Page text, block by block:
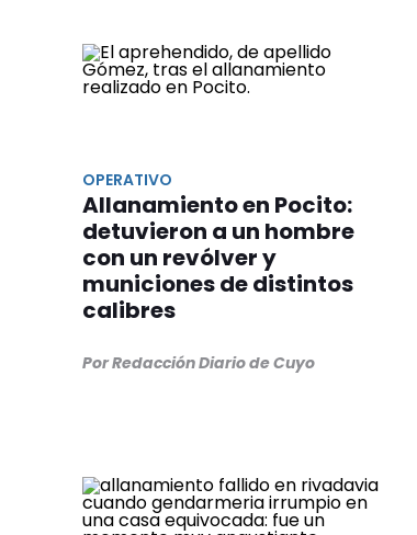
OPERATIVO
Allanamiento en Pocito:
detuvieron a un hombre
con un revólver y
municiones de distintos
calibres
Por Redacción Diario de Cuyo